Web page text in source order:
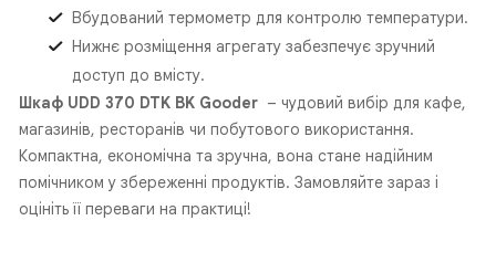
Вбудований термометр для контролю температури.
Нижнє розміщення агрегату забезпечує зручний
доступ до вмісту.
Шкаф UDD 370 DTK BK Gooder – чудовий вибір для кафе,
магазинів, ресторанів чи побутового використання.
Компактна, економічна та зручна, вона стане надійним
помічником у збереженні продуктів. Замовляйте зараз і
оцініть її переваги на практиці!